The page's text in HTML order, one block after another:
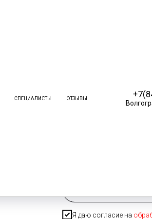
СПЕЦИАЛИСТЫ ОТЗЫВЫ для
Я даю согласие на